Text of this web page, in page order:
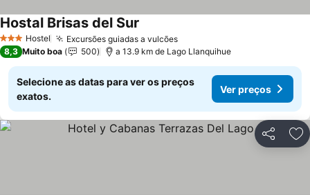
3 EstrelasHostel Excursões guiadas a vulcões
Hostal Brisas del Sur
8,3 Muito boa 500 a 13.9 km de Lago Llanquihue
Selecione as datas para ver os preços
exatos.
Ver preços
Partilhar